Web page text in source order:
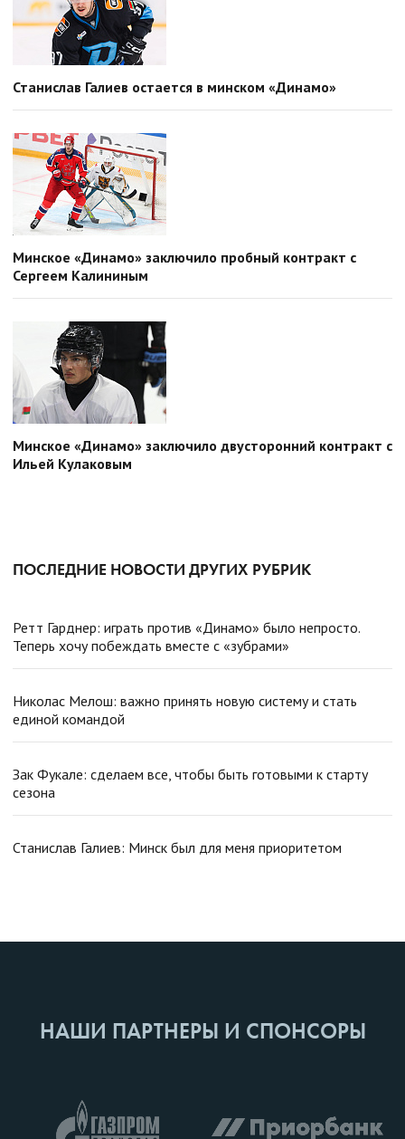
Станислав Галиев остается в минском «Динамо»
Минское «Динамо» заключило пробный контракт с
Сергеем Калининым
Минское «Динамо» заключило двусторонний контракт с
Ильей Кулаковым
ПОСЛЕДНИЕ НОВОСТИ ДРУГИХ РУБРИК
Ретт Гарднер: играть против «Динамо» было непросто.
Теперь хочу побеждать вместе с «зубрами»
Николас Мелош: важно принять новую систему и стать
единой командой
Зак Фукале: сделаем все, чтобы быть готовыми к старту
сезона
Станислав Галиев: Минск был для меня приоритетом
НАШИ ПАРТНЕРЫ И СПОНСОРЫ